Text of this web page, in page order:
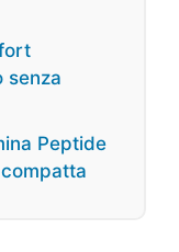
senza
Peptide